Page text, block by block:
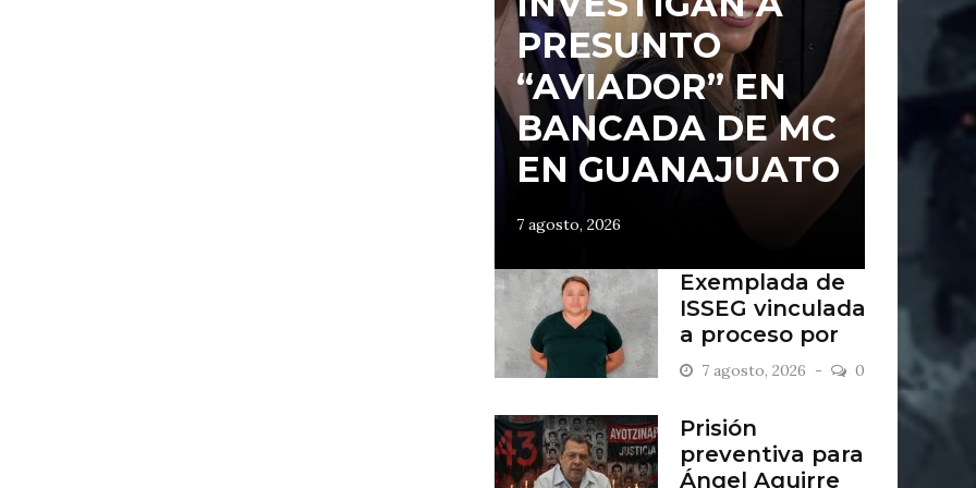
PRESUNTO
“AVIADOR” EN
BANCADA DE MC
EN GUANAJUATO
7 agosto, 2026
Exemplada de
ISSEG vinculada
a proceso por
retiros indebidos
7 agosto, 2026 0
Prisión
preventiva para
Ángel Aguirre